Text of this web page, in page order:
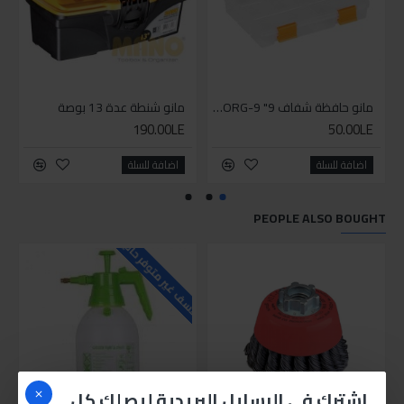
مانو حافظة شفاف 9" Ş-ORG-9
50.00LE
اضافة للسلة
مانو شنطة عدة 13 بوصة
190.00LE
اضافة للسلة
PEOPLE ALSO BOUGHT
للاسف غير متوفر حاليا